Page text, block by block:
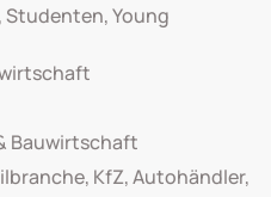
Young
Bauwirtschaft
KfZ, Autohändler,